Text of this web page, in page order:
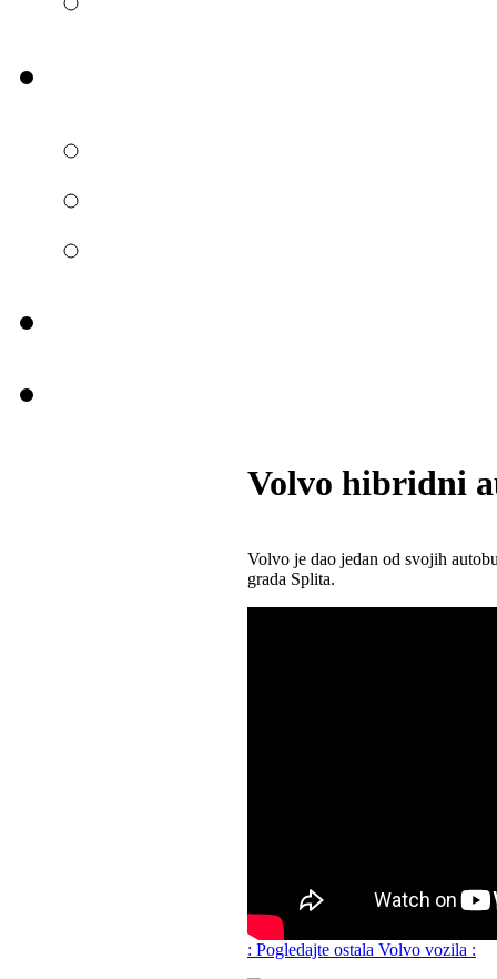
Volvo hibridni
Volvo je dao jedan od svojih
grada Splita.
: Pogledajte ostala Volvo vozila :